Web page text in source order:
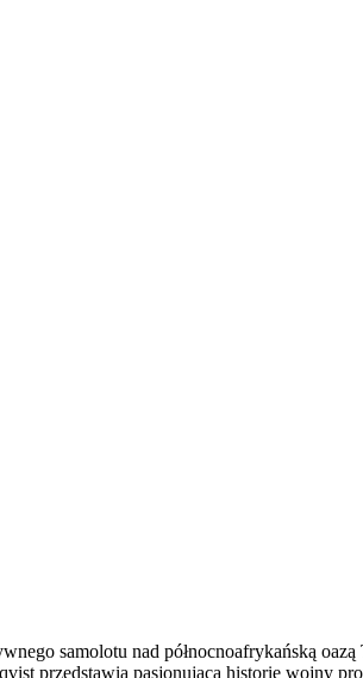
samolotu nad północnoafrykańską oazą
przedstawia pasjonującą historię wojny